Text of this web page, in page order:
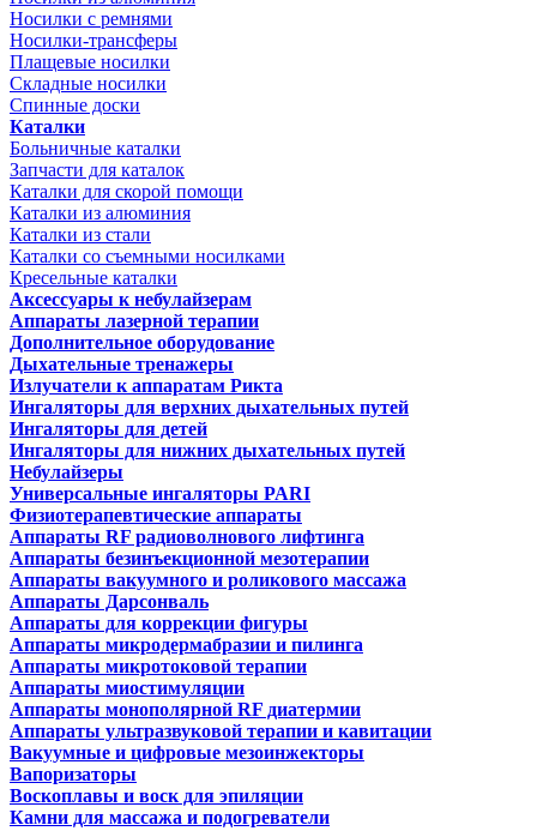
Носилки с ремнями
Носилки-трансферы
Плащевые носилки
Складные носилки
Спинные доски
Каталки
Больничные каталки
Запчасти для каталок
Каталки для скорой помощи
Каталки из алюминия
Каталки из стали
Каталки со съемными носилками
Кресельные каталки
Аксессуары к небулайзерам
Аппараты лазерной терапии
Дополнительное оборудование
Дыхательные тренажеры
Излучатели к аппаратам Рикта
Ингаляторы для верхних дыхательных путей
Ингаляторы для детей
Ингаляторы для нижних дыхательных путей
Небулайзеры
Универсальные ингаляторы PARI
Физиотерапевтические аппараты
Аппараты RF радиоволнового лифтинга
Аппараты безинъекционной мезотерапии
Аппараты вакуумного и роликового массажа
Аппараты Дарсонваль
Аппараты для коррекции фигуры
Аппараты микродермабразии и пилинга
Аппараты микротоковой терапии
Аппараты миостимуляции
Аппараты монополярной RF диатермии
Аппараты ультразвуковой терапии и кавитации
Вакуумные и цифровые мезоинжекторы
Вапоризаторы
Воскоплавы и воск для эпиляции
Камни для массажа и подогреватели